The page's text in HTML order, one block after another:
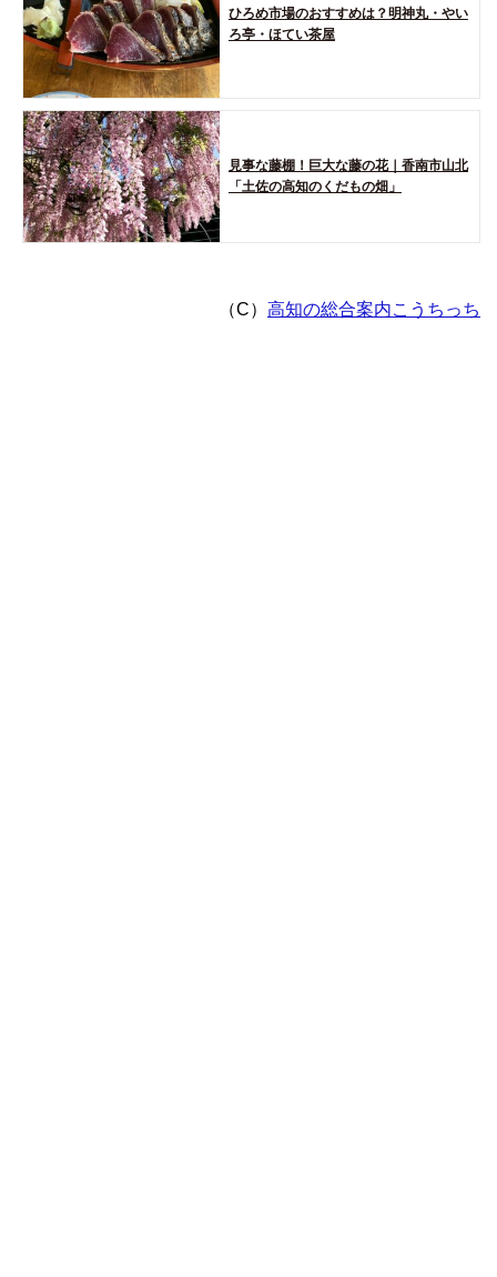
ひろめ市場のおすすめは？明神丸・やい
ろ亭・ほてい茶屋
見事な藤棚！巨大な藤の花｜香南市山北
「土佐の高知のくだもの畑」
（C） 高知の総合案内こうちっち